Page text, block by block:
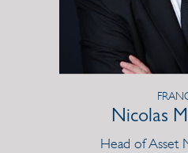
Nicolas
Head of Asset